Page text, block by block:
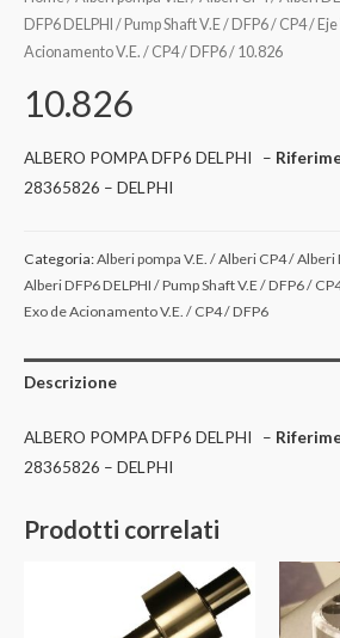
DFP6 DELPHI / Pump Shaft V.E / DFP6 / CP4 /
Acionamento V.E. / CP4 / DFP6/ 10.826
10.826
ALBERO POMPA DFP6 DELPHI –
28365826 – DELPHI
Categoria:Alberi pompa V.E. / Alberi CP4 /
Alberi DFP6 DELPHI / Pump Shaft V.E / DFP6 /
Exo de Acionamento V.E. / CP4 / DFP6
Descrizione
ALBERO POMPA DFP6 DELPHI –
28365826 – DELPHI
Prodotti correlati